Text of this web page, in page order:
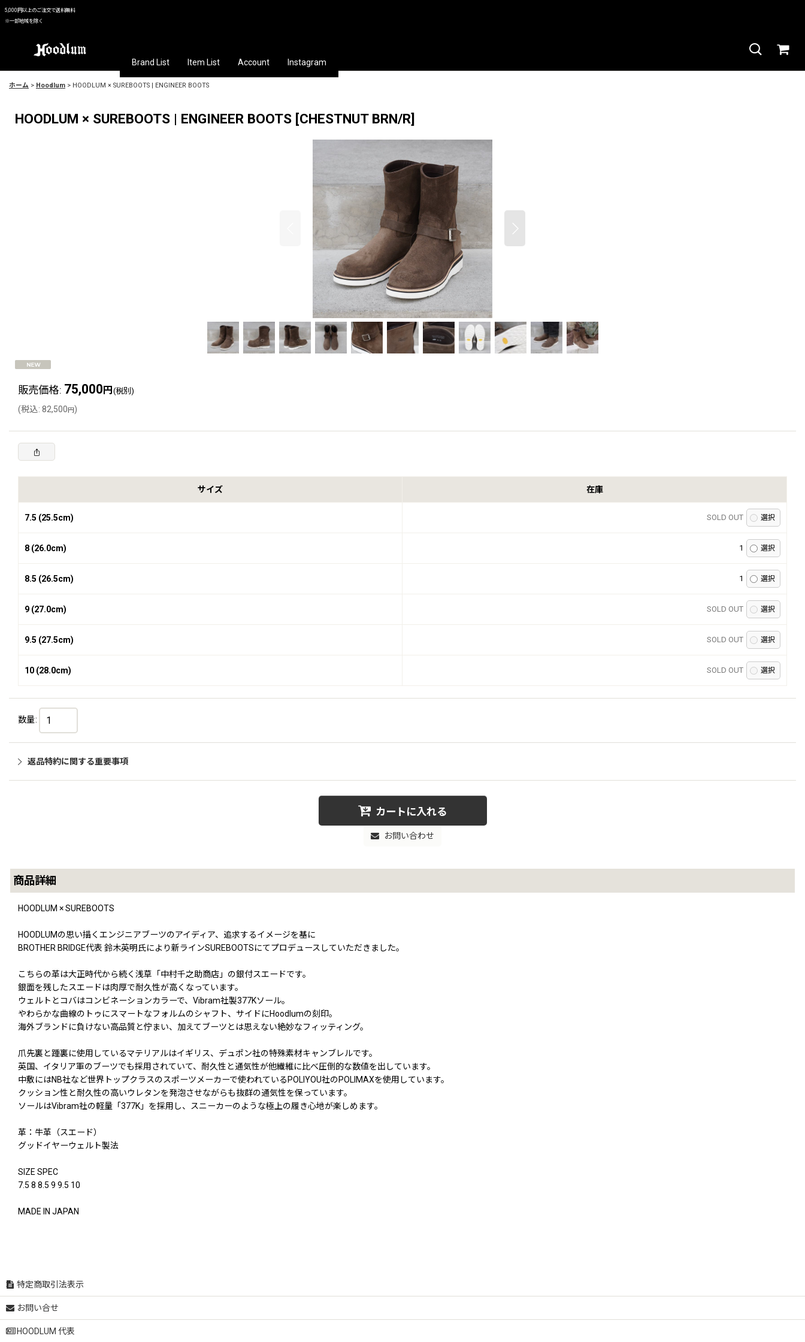
5,000円以上のご注文で送料無料
※一部地域を除く
Brand List Item List Account Instagram
ホーム > Hoodlum > HOODLUM × SUREBOOTS | ENGINEER BOOTS
HOODLUM × SUREBOOTS | ENGINEER BOOTS [CHESTNUT BRN/R]
販売価格: 75,000 円 (税別)
(税込: 82,500 円 )
サイズ 在庫
7.5 (25.5cm) SOLD OUT
8 (26.0cm) 1
8.5 (26.5cm) 1
9 (27.0cm) SOLD OUT
9.5 (27.5cm) SOLD OUT
10 (28.0cm) SOLD OUT
数量:
返品特約に関する重要事項
カートに入れる
お問い合わせ
商品詳細
HOODLUM × SUREBOOTS
HOODLUMの思い描くエンジニアブーツのアイディア、追求するイメージを基に
BROTHER BRIDGE代表 鈴木英明氏により新ラインSUREBOOTSにてプロデュースしていただきました。
こちらの革は大正時代から続く浅草「中村千之助商店」の銀付スエードです。
銀面を残したスエードは肉厚で耐久性が高くなっています。
ウェルトとコバはコンビネーションカラーで、Vibram社製377Kソール。
やわらかな曲線のトゥにスマートなフォルムのシャフト、サイドにHoodlumの刻印。
海外ブランドに負けない高品質と佇まい、加えてブーツとは思えない絶妙なフィッティング。
爪先裏と踵裏に使用しているマテリアルはイギリス、デュポン社の特殊素材キャンブレルです。
英国、イタリア軍のブーツでも採用されていて、耐久性と通気性が他繊維に比べ圧倒的な数値を出しています。
中敷にはNB社など世界トップクラスのスポーツメーカーで使われているPOLIYOU社のPOLIMAXを使用しています。
クッション性と耐久性の高いウレタンを発泡させながらも抜群の通気性を保っています。
ソールはVibram社の軽量「377K」を採用し、スニーカーのような極上の履き心地が楽しめます。
革：牛革（スエード）
グッドイヤーウェルト製法
SIZE SPEC
7.5 8 8.5 9 9.5 10
MADE IN JAPAN
特定商取引法表示
お問い合せ
HOODLUM 代表